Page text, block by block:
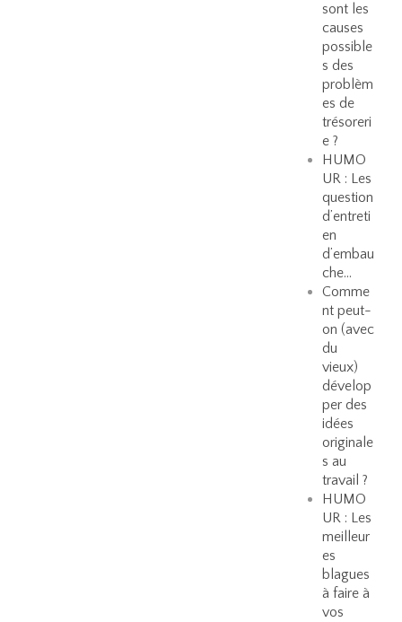
sont les
causes
possible
s des
problèm
es de
trésoreri
e ?
HUMO
UR : Les
question
d’entreti
en
d’embau
che…
Comme
nt peut-
on (avec
du
vieux)
dévelop
per des
idées
originale
s au
travail ?
HUMO
UR : Les
meilleur
es
blagues
à faire à
vos